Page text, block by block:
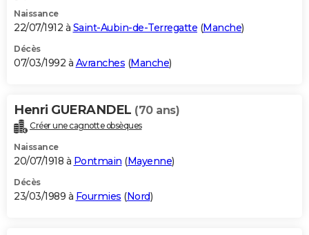
Naissance
22/07/1912 à Saint-Aubin-de-Terregatte (Manche)
Décès
07/03/1992 à Avranches (Manche)
Henri GUERANDEL (70 ans)
Créer une cagnotte obsèques
Naissance
20/07/1918 à Pontmain (Mayenne)
Décès
23/03/1989 à Fourmies (Nord)